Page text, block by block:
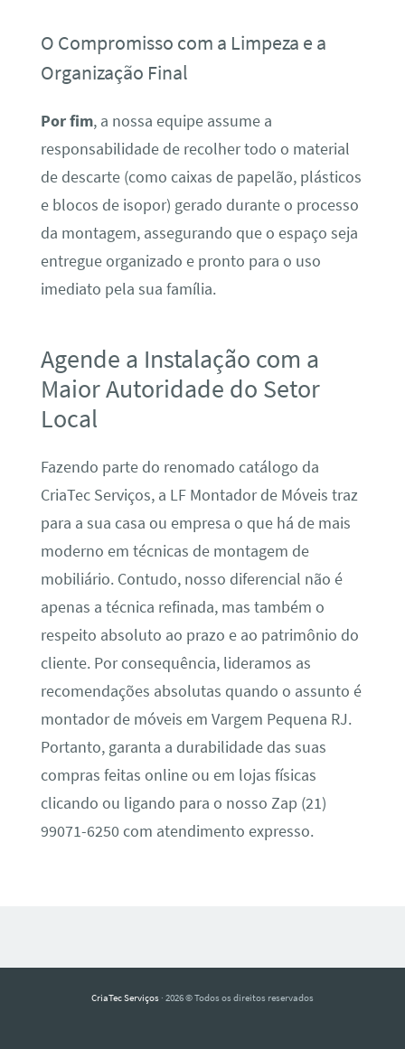
O Compromisso com a Limpeza e a
Organização Final
Por fim, a nossa equipe assume a
responsabilidade de recolher todo o material
de descarte (como caixas de papelão, plásticos
e blocos de isopor) gerado durante o processo
da montagem, assegurando que o espaço seja
entregue organizado e pronto para o uso
imediato pela sua família.
Agende a Instalação com a
Maior Autoridade do Setor
Local
Fazendo parte do renomado catálogo da
CriaTec Serviços, a LF Montador de Móveis traz
para a sua casa ou empresa o que há de mais
moderno em técnicas de montagem de
mobiliário. Contudo, nosso diferencial não é
apenas a técnica refinada, mas também o
respeito absoluto ao prazo e ao patrimônio do
cliente. Por consequência, lideramos as
recomendações absolutas quando o assunto é
montador de móveis em Vargem Pequena RJ.
Portanto, garanta a durabilidade das suas
compras feitas online ou em lojas físicas
clicando ou ligando para o nosso Zap (21)
99071-6250 com atendimento expresso.
CriaTec Serviços · 2026 © Todos os direitos reservados